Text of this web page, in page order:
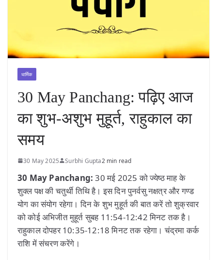
धार्मिक
30 May Panchang: पढ़िए आज
का शुभ-अशुभ मुहूर्त, राहुकाल का
समय
30 May 2025 Surbhi Gupta2 min read
30 May Panchang:30 मई 2025 को ज्येष्ठ माह के
शुक्ल पक्ष की चतुर्थी तिथि है। इस दिन पुनर्वसु नक्षत्र और गण्ड
योग का संयोग रहेगा। दिन के शुभ मुहूर्त की बात करें तो शुक्रवार
को कोई अभिजीत मुहूर्त सुबह 11:54-12:42 मिनट तक है।
राहुकाल दोपहर 10:35-12:18 मिनट तक रहेगा। चंद्रमा कर्क
राशि में संचरण करेंगे।